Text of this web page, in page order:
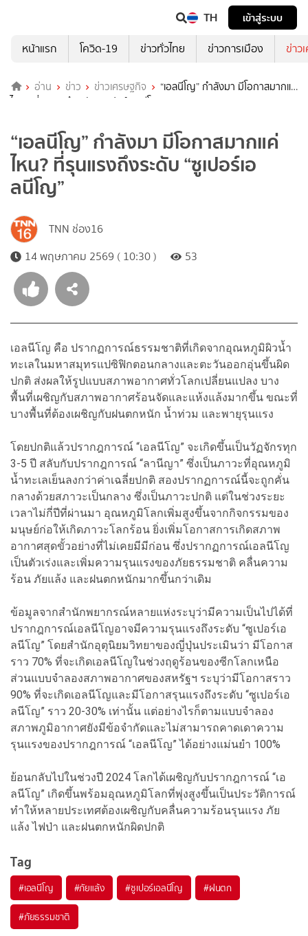
TH
เข้าสู่ระบบ
หน้าแรก
โควิด-19 ข่าวทั่วไทย ข่าวการเมือง ข่าว
อ่าน ข่าว ข่าวเศรษฐกิจ
“เอลนีโญ” กำลังมา มีโอกาสมากแค่
ไหน? ที่รุนแรงถึงระดับ “ซูเปอร์เอลนีโญ”
“เอลนีโญ” กำลังมา มีโอกาสมากแค่
ไหน? ที่รุนแรงถึงระดับ “ซูเปอร์เอ
ลนีโญ”
TNN ช่อง16
14 พฤษภาคม 2569 ( 10:30 )
53
เอลนีโญ คือ ปรากฏการณ์ธรรมชาติที่เกิดจากอุณหภูมิผิวน้ำ
ทะเลในมหาสมุทรแปซิฟิกตอนกลางและตะวันออกอุ่นขึ้นผิด
ปกติ ส่งผลให้รูปแบบสภาพอากาศทั่วโลกเปลี่ยนแปลง บาง
พื้นที่เผชิญกับสภาพอากาศร้อนจัดและแห้งแล้งมากขึ้น ขณะที่
บางพื้นที่ต้องเผชิญกับฝนตกหนัก น้ำท่วม และพายุรุนแรง
โดยปกติแล้วปรากฎการณ์ “เอลนีโญ” จะเกิดขึ้นเป็นวัฏจักรทุก
3-5 ปี สลับกับปรากฎการณ์ “ลานีญา” ซึ่งเป็นภาวะที่อุณหภูมิ
น้ำทะเลเย็นลงกว่าค่าเฉลี่ยปกติ สองปรากฏการณ์นี้จะถูกคั่น
กลางด้วยสภาวะเป็นกลาง ซึ่งเป็นภาวะปกติ แต่ในช่วงระยะ
เวลาไม่กี่ปีที่ผ่านมา อุณหภูมิโลกเพิ่มสูงขึ้นจากกิจกรรมของ
มนุษย์ก่อให้เกิดภาวะโลกร้อน ยิ่งเพิ่มโอกาสการเกิดสภาพ
อากาศสุดขั้วอย่างที่ไม่เคยมีมีก่อน ซึ่งปรากฏการณ์เอลนีโญ
เป็นตัวเร่งและเพิ่มความรุนแรงของภัยธรรมชาติ คลื่นความ
ร้อน ภัยแล้ง และฝนตกหนักมากขึ้นกว่าเดิม
ข้อมูลจากสำนักพยากรณ์หลายแห่งระบุว่ามีความเป็นไปได้ที่
ปรากฎการณ์เอลนีโญอาจมีความรุนแรงถึงระดับ “ซูเปอร์เอ
ลนีโญ” โดยสำนักอุตุนิยมวิทยาของญี่ปุ่นประเมินว่า มีโอกาส
ราว 70% ที่จะเกิดเอลนีโญในช่วงฤดูร้อนของซีกโลกเหนือ
ส่วนแบบจำลองสภาพอากาศของสหรัฐฯ ระบุว่ามีโอกาสราว
90% ที่จะเกิดเอลนีโญและมีโอกาสรุนแรงถึงระดับ “ซูเปอร์เอ
ลนีโญ” ราว 20-30% เท่านั้น แต่อย่างไรก็ตามแบบจำลอง
สภาพภูมิอากาศยังมีข้อจำกัดและไม่สามารถคาดเดาความ
รุนแรงของปรากฎการณ์ “เอลนีโญ” ได้อย่างแม่นยำ 100%
ย้อนกลับไปในช่วงปี 2024 โลกได้เผชิญกับปรากฎการณ์ “เอ
ลนีโญ” เกิดขึ้นพร้อมอุณหภูมิโลกที่พุ่งสูงขึ้นเป็นประวัติการณ์
ทำให้หลายประเทศต้องเผชิญกับคลื่นความร้อนรุนแรง ภัย
แล้ง ไฟป่า และฝนตกหนักผิดปกติ
Tag
#เอลนีโญ #ภัยแล้ง #ซูเปอร์เอลนีโญ #ฝนตก
#ภัยธรรมชาติ